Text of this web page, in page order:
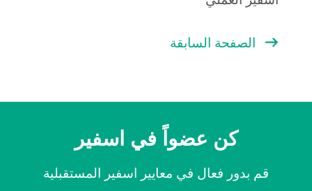
الصفحة السابقة
كن عضواً في اسفير
قم بدور فعال في معايير اسفير المستقبلية